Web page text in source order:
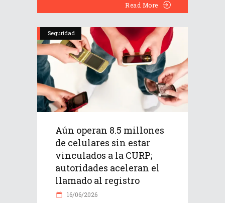
Read More
Seguridad
Aún operan 8.5 millones
de celulares sin estar
vinculados a la CURP;
autoridades aceleran el
llamado al registro
16/06/2026